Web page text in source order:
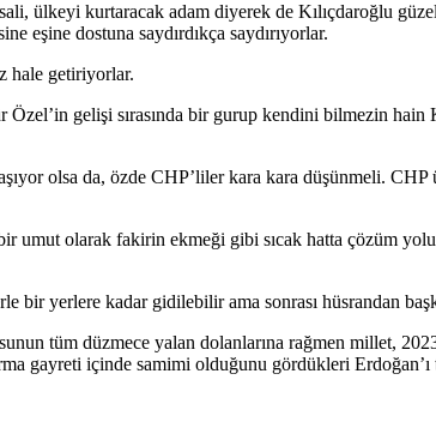
ülkeyi kurtaracak adam diyerek de Kılıçdaroğlu
eşine dostuna saydırdıkça saydırıyorlar.
hale getiriyorlar.
gelişi sırasında bir gurup kendini bilmezin hain
olsa da, özde CHP’liler kara kara düşünmeli. CHP
umut olarak fakirin ekmeği gibi sıcak hatta çözüm
bir yerlere kadar gidilebilir ama sonrası hüsrandan
tüm düzmece yalan dolanlarına rağmen millet,
gayreti içinde samimi olduğunu gördükleri